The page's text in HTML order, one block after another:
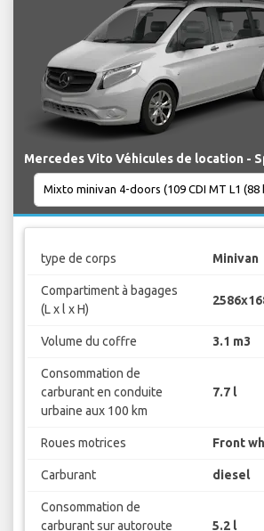
Mercedes Vito Véhicules de location -
type de corps Minivan
Compartiment à bagages
(L x l x H)
Volume du coffre 3.1 m3
Consommation de
carburant en conduite
urbaine aux 100 km
7.7 l
Roues motrices Front
Carburant diesel
Consommation de
carburant sur autoroute
5.2 l